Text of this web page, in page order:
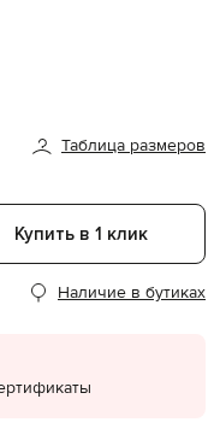
Таблица размеров
Купить в 1 клик
Наличие в бутиках